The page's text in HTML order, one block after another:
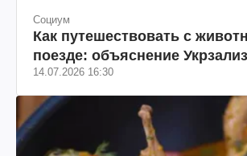
Социум
Как путешествовать с
поезде: объяснение
14.07.2026 16:30